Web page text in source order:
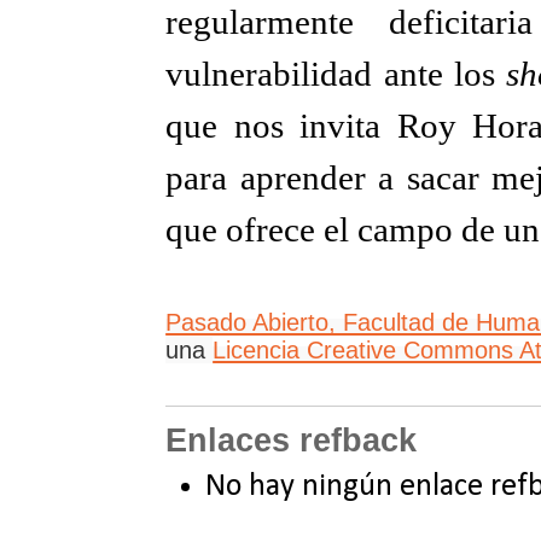
regularmente
vulnerabilidad ante los
que nos invita Roy
para aprender a sacar
que ofrece el campo de
Pasado Abierto, Facultad de
una Licencia Creative Commons
Enlaces refback
No hay ningún enlace